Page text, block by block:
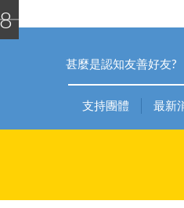
8
甚麼是認知友善好友?
支持團體 最新